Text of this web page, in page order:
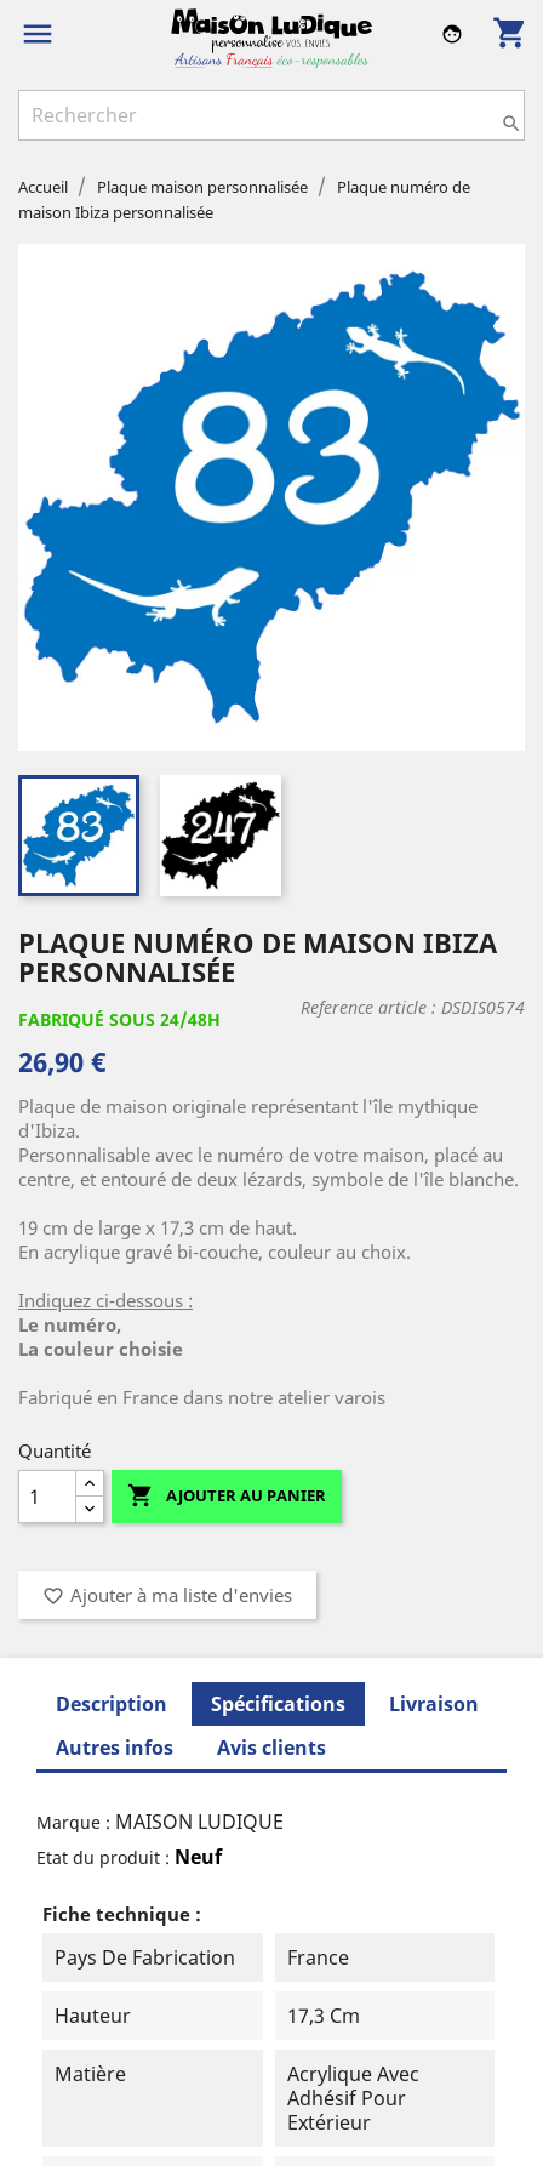
 shopping_cart
face

Accueil Plaque maison personnalisée
Plaque numéro de
maison Ibiza personnalisée
PLAQUE NUMÉRO DE MAISON IBIZA
PERSONNALISÉE
FABRIQUÉ SOUS 24/48H
Reference article : DSDIS0574
26,90 €
Plaque de maison originale représentant l'île mythique
d'Ibiza.
Personnalisable avec le numéro de votre maison, placé au
centre, et entouré de deux lézards, symbole de l'île blanche.
19 cm de large x 17,3 cm de haut.
En acrylique gravé bi-couche, couleur au choix.
Indiquez ci-dessous :
Le numéro,
La couleur choisie
Fabriqué en France dans notre atelier varois
Quantité
 AJOUTER AU PANIER
favorite_border Ajouter à ma liste d'envies
Description Spécifications
Livraison
Autres infos
Avis clients
Marque : MAISON LUDIQUE
Etat du produit : Neuf
Fiche technique :
Pays De Fabrication France
Hauteur 17,3 Cm
Matière
Acrylique Avec
Adhésif Pour
Extérieur